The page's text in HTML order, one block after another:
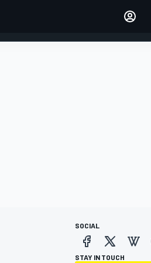
SOCIAL
STAY IN TOUCH